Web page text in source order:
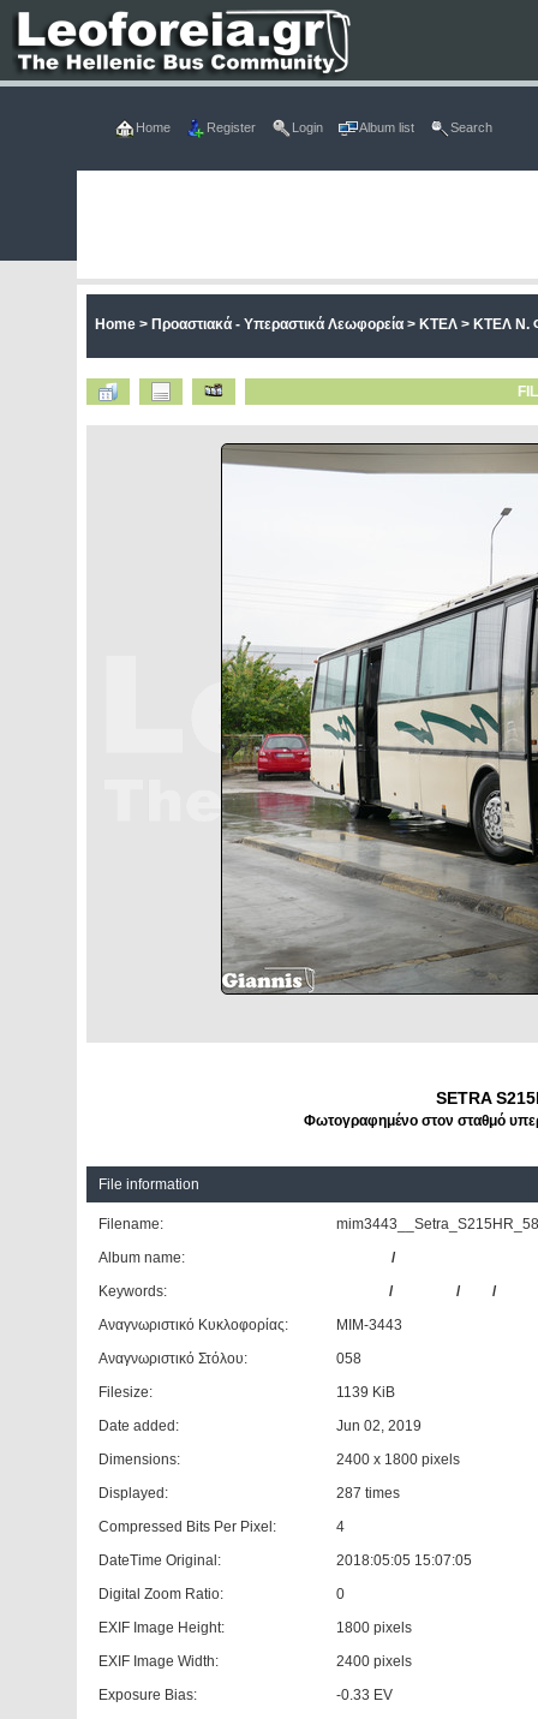
Home Register Login Album list Search
Home> Προαστιακά - Υπεραστικά Λεωφορεία> ΚΤΕΛ> ΚΤΕΛ Ν.
SETRA
Φωτογραφημένο στον σταθμό
File information
Filename:
Album name:
/
Keywords:
/ / /
Αναγνωριστικό Κυκλοφορίας:
ΜΙΜ-3443
Αναγνωριστικό Στόλου:
058
Filesize:
1139 KiB
Date added:
Jun 02, 2019
Dimensions:
2400 x 1800 pixels
Displayed:
287 times
Compressed Bits Per Pixel:
4
DateTime Original:
2018:05:05 15:07:05
Digital Zoom Ratio:
0
EXIF Image Height:
1800 pixels
EXIF Image Width:
2400 pixels
Exposure Bias:
-0.33 EV